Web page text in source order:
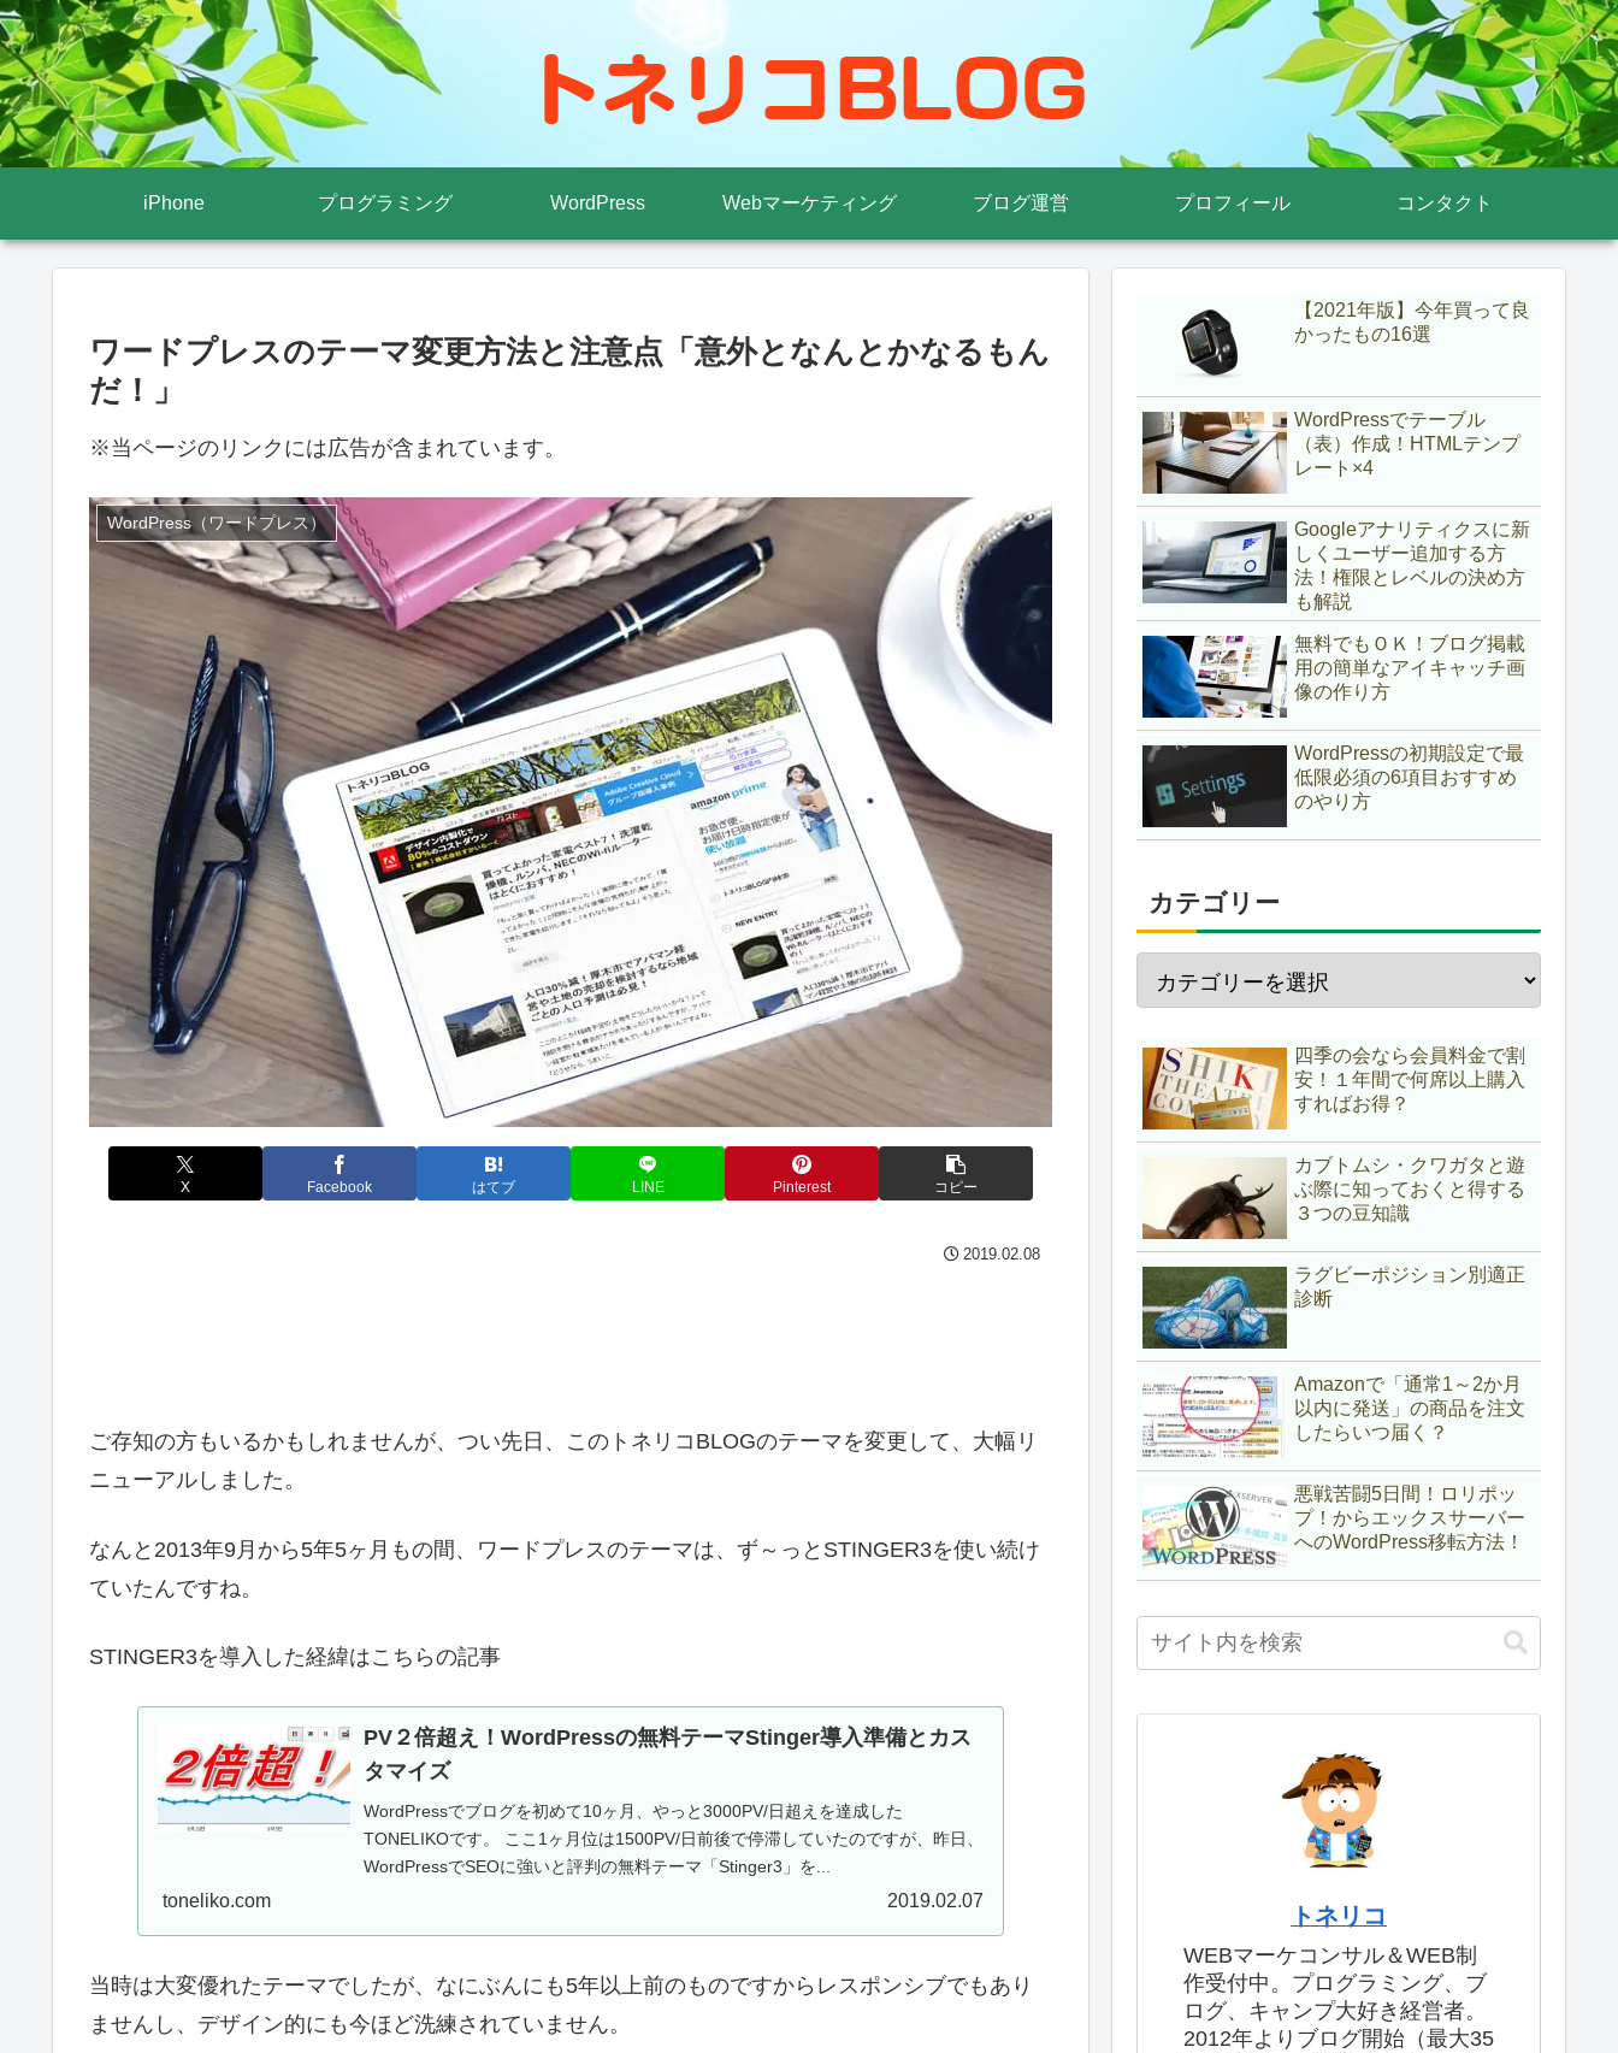
iPhone プログラミング WordPress Webマーケティング ブログ運営 プロフィール コンタクト
ワードプレスのテーマ変更方法と注意点「意外となんとかなるもん
だ！」
※当ページのリンクには広告が含まれています。
WordPress（ワードプレス）
X Facebook はてブ LINE Pinterest コピー
2019.02.08
ご存知の方もいるかもしれませんが、つい先日、このトネリコBLOGのテーマを変更して、大幅リ
ニューアルしました。
なんと2013年9月から5年5ヶ月もの間、ワードプレスのテーマは、ず～っとSTINGER3を使い続け
ていたんですね。
STINGER3を導入した経緯はこちらの記事
PV２倍超え！WordPressの無料テーマStinger導入準備とカス
タマイズ
WordPressでブログを初めて10ヶ月、やっと3000PV/日超えを達成した
TONELIKOです。 ここ1ヶ月位は1500PV/日前後で停滞していたのですが、昨日、
WordPressでSEOに強いと評判の無料テーマ「Stinger3」を...
toneliko.com 2019.02.07
当時は大変優れたテーマでしたが、なにぶんにも5年以上前のものですからレスポンシブでもあり
ませんし、デザイン的にも今ほど洗練されていません。
【2021年版】今年買って良
かったもの16選
WordPressでテーブル
（表）作成！HTMLテンプ
レート×4
Googleアナリティクスに新
しくユーザー追加する方
法！権限とレベルの決め方
も解説
無料でもＯＫ！ブログ掲載
用の簡単なアイキャッチ画
像の作り方
WordPressの初期設定で最
低限必須の6項目おすすめ
のやり方
カテゴリー
四季の会なら会員料金で割
安！１年間で何席以上購入
すればお得？
カブトムシ・クワガタと遊
ぶ際に知っておくと得する
３つの豆知識
ラグビーポジション別適正
診断
Amazonで「通常1～2か月
以内に発送」の商品を注文
したらいつ届く？
悪戦苦闘5日間！ロリポッ
プ！からエックスサーバー
へのWordPress移転方法！
トネリコ
WEBマーケコンサル＆WEB制
作受付中。プログラミング、ブ
ログ、キャンプ大好き経営者。
2012年よりブログ開始（最大35